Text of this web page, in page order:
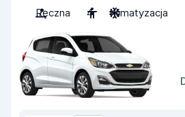
Ręczna
4 Klimatyzacja